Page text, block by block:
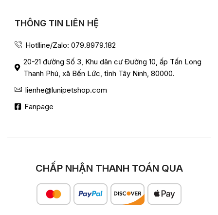
THÔNG TIN LIÊN HỆ
Hotlline/Zalo: 079.8979.182
20-21 đường Số 3, Khu dân cư Đường 10, ấp Tấn Long
Thanh Phú, xã Bến Lức, tỉnh Tây Ninh, 80000.
lienhe@lunipetshop.com
Fanpage
CHẤP NHẬN THANH TOÁN QUA